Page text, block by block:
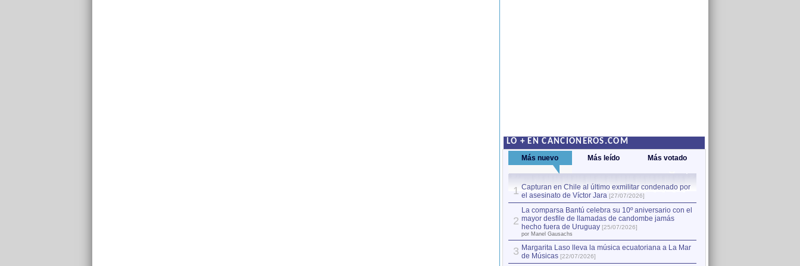
LO + EN CANCIONEROS.COM
Más nuevo Más leído Más votado
1 Capturan en Chile al último exmilitar condenado por
el asesinato de Víctor Jara [27/07/2026]
2
La comparsa Bantú celebra su 10º aniversario con el
mayor desfile de llamadas de candombe jamás
hecho fuera de Uruguay [25/07/2026]
por Manel Gausachs
3 Margarita Laso lleva la música ecuatoriana a La Mar
de Músicas [22/07/2026]